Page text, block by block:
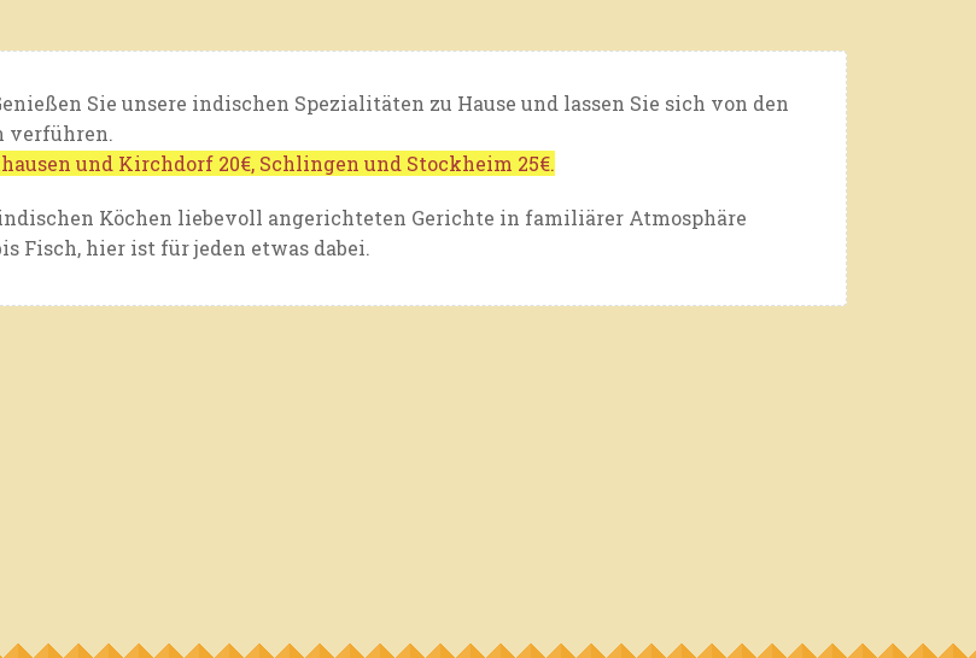
Sie unsere indischen Spezialitäten zu Hause und lassen Sie sich von den
verführen.
und Kirchdorf 20€, Schlingen und Stockheim 25€.
Köchen liebevoll angerichteten Gerichte in familiärer Atmosphäre
Fisch, hier ist für jeden etwas dabei.